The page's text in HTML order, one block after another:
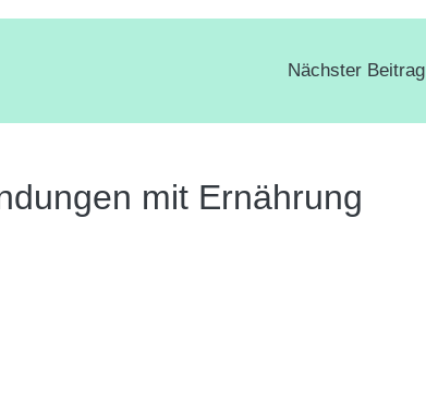
Nächster Beitrag
mit Ernährung